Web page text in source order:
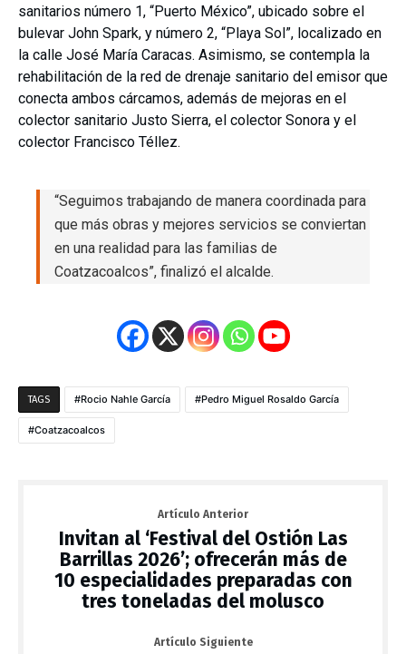
sanitarios número 1, “Puerto México”, ubicado sobre el
bulevar John Spark, y número 2, “Playa Sol”, localizado en
la calle José María Caracas. Asimismo, se contempla la
rehabilitación de la red de drenaje sanitario del emisor que
conecta ambos cárcamos, además de mejoras en el
colector sanitario Justo Sierra, el colector Sonora y el
colector Francisco Téllez.
“Seguimos trabajando de manera coordinada para
que más obras y mejores servicios se conviertan
en una realidad para las familias de
Coatzacoalcos”, finalizó el alcalde.
TAGS Rocio Nahle García Pedro Miguel Rosaldo García
Coatzacoalcos
Artículo Anterior
Invitan al ‘Festival del Ostión Las
Barrillas 2026’; ofrecerán más de
10 especialidades preparadas con
tres toneladas del molusco
Artículo Siguiente